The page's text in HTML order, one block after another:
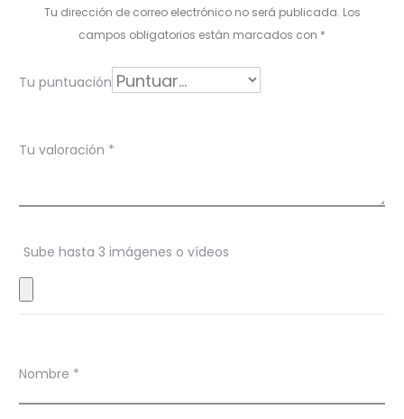
c
o
n
s
Tu dirección de correo electrónico no será publicada. Los
campos obligatorios están marcados con *
Tu puntuación
Tu valoración *
Sube hasta 3 imágenes o vídeos
Nombre *